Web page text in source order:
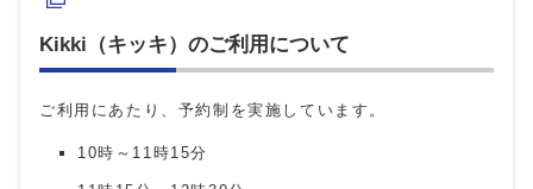
Kikki（キッキ）のご利用について
ご利用にあたり、予約制を実施しています。
10時～11時15分